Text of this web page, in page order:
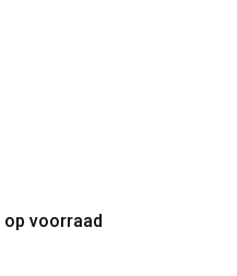
op voorraad